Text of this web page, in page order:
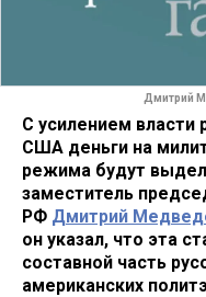
Дмитрий
С усилением власти
США деньги на
режима будут
заместитель
РФ Дмитрий
он указал, что эта
составной часть
американских